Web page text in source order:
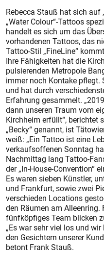
Rebecca Stauß hat sich auf
„Water Colour“-Tattoos
handelt es sich um das
vorhandenen Tattoos, das
Tattoo-Stil „FineLine“
Ihre Fähigkeiten hat die
pulsierenden Metropole
immer noch Kontake
und hat durch
Erfahrung gesammelt.
dann unseren Traum vom
Kirchheim erfüllt“, berichtet
„Becky“ genannt, ist
weiß: „Ein Tattoo ist eine
verkaufsoffenen Sonntag
Nachmittag lang Tattoo-
der „In-House-Convention“
Es waren sieben Künstler,
und Frankfurt, sowie zwei
verschieden Locations
den Räumen am Alleen­ring.
fünfköpfiges Team blicken
„Es war sehr viel los und
den Gesichtern unserer
betont Frank Stauß.